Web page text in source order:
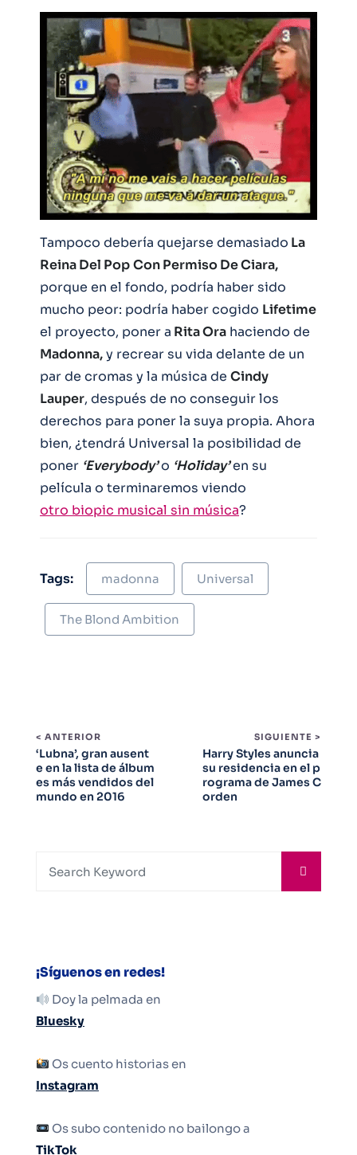
Tampoco debería quejarse demasiado La
Reina Del PopCon Permiso De Ciara,
porque en el fondo, podría haber sido
mucho peor: podría haber cogido Lifetime
el proyecto, poner a Rita Ora haciendo de
Madonna,y recrear su vida delante de un
par de cromas y la música de Cindy
Lauper, después de no conseguir los
derechos para poner la suya propia. Ahora
bien, ¿tendrá Universal la posibilidad de
poner ‘Everybody’o ‘Holiday’en su
película o terminaremos viendo
otro biopic musical sin música?
Tags: madonna Universal
The Blond Ambition
< ANTERIOR
‘Lubna’, gran ausent
e en la lista de álbum
es más vendidos del
mundo en 2016
SIGUIENTE >
Harry Styles anuncia
su residencia en el p
rograma de James C
orden
¡Síguenos en redes!
Doy la pelmada en
Bluesky
Os cuento historias en
Instagram
Os subo contenido no bailongo a
TikTok